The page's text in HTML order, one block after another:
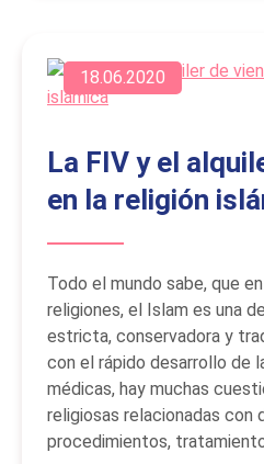
18.06.2020
La FIV y el
en la religión
Todo el mundo sabe, que
religiones, el Islam es una
estricta, conservadora y
con el rápido desarrollo de
médicas, hay muchas
religiosas relacionadas con
procedimientos,